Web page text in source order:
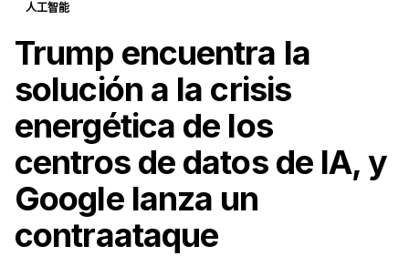
人工智能
Trump encuentra la
solución a la crisis
energética de los
centros de datos de IA, y
Google lanza un
contraataque